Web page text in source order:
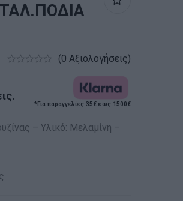
(0 Αξιολογήσεις)
*Για παραγγελίες 35€ έως 1500€
– Υλικό: Μελαμίνη –